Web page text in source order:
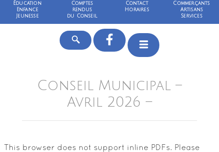
Éducation
Enfance
Jeunesse
Comptes
rendus
du Conseil
Contact
Horaires
Commerçants
Artisans
Services
Conseil Municipal –
Avril 2026 –
This browser does not support inline PDFs. Please